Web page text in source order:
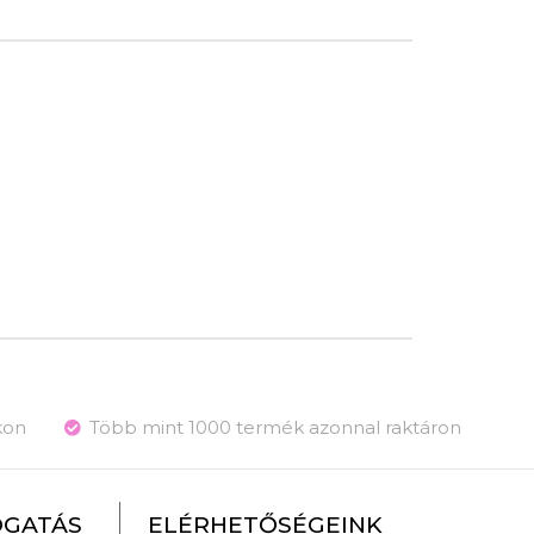
Több mint 1000 termék azonnal raktáron
ELÉRHETŐSÉGEINK